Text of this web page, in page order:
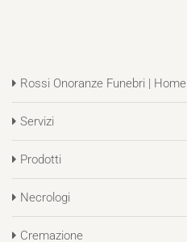
Rossi Onoranze Funebri | Home
Servizi
Prodotti
Necrologi
Cremazione